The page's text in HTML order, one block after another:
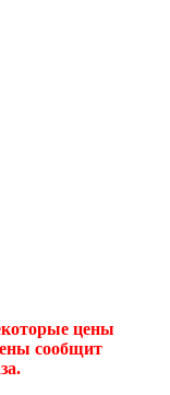
цены
сообщит